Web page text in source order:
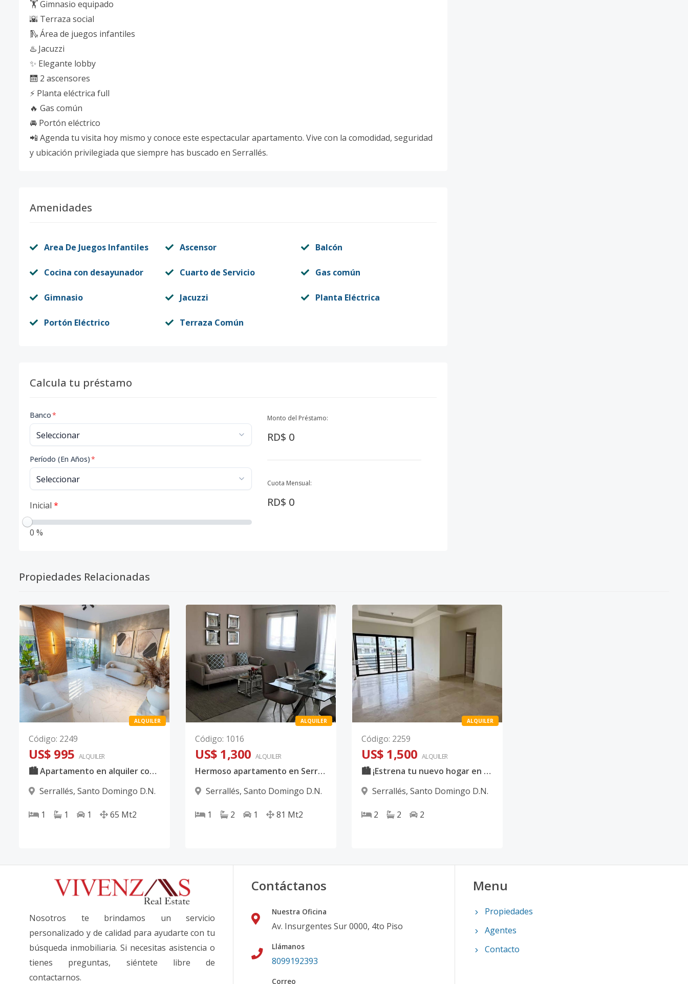
🏋️ Gimnasio equipado
🌇 Terraza social
🛝 Área de juegos infantiles
♨️ Jacuzzi
✨ Elegante lobby
🛗 2 ascensores
⚡ Planta eléctrica full
🔥 Gas común
🚘 Portón eléctrico
📲 Agenda tu visita hoy mismo y conoce este espectacular apartamento. Vive con la comodidad, seguridad
y ubicación privilegiada que siempre has buscado en Serrallés.
Amenidades
Area De Juegos Infantiles Ascensor Balcón
Cocina con desayunador Cuarto de Servicio Gas común
Gimnasio Jacuzzi Planta Eléctrica
Portón Eléctrico Terraza Común
Calcula tu préstamo
Banco*
Período (En Años)*
Inicial *
0 %
Monto del Préstamo:
RD$ 0
Cuota Mensual:
RD$ 0
Propiedades Relacionadas
ALQUILER
Código: 2249
US$ 995 ALQUILER
🏙️ Apartamento en alquiler con línea blanca en Serralles 🏙️
Serrallés, Santo Domingo D.N.
1 1 1 65 Mt2
ALQUILER
Código: 1016
US$ 1,300 ALQUILER
Hermoso apartamento en Serrallés amueblado 📍✨
Serrallés, Santo Domingo D.N.
1 2 1 81 Mt2
ALQUILER
Código: 2259
US$ 1,500 ALQUILER
🏙️ ¡Estrena tu nuevo hogar en Serrallés! ✨
Serrallés, Santo Domingo D.N.
2 2 2
Nosotros te brindamos un servicio
personalizado y de calidad para ayudarte con tu
búsqueda inmobiliaria. Si necesitas asistencia o
tienes preguntas, siéntete libre de
contactarnos.
Contáctanos
Nuestra Oficina
Av. Insurgentes Sur 0000, 4to Piso
Llámanos
8099192393
Correo
Menu
Propiedades
Agentes
Contacto